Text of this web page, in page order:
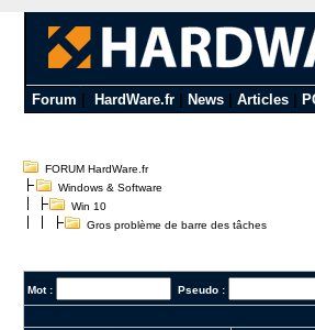
Forum HardWare.fr| News| Articles|
FORUM HardWare.fr
Windows & Software
Win 10
Gros problème de barre des tâches
Mot : Pseudo :